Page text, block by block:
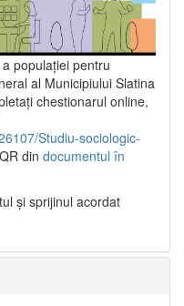
populaţiei pentru
al Municipiului Slatina
chestionarul online,
Studiu-sociologic-
din documentul în
şi sprijinul acordat